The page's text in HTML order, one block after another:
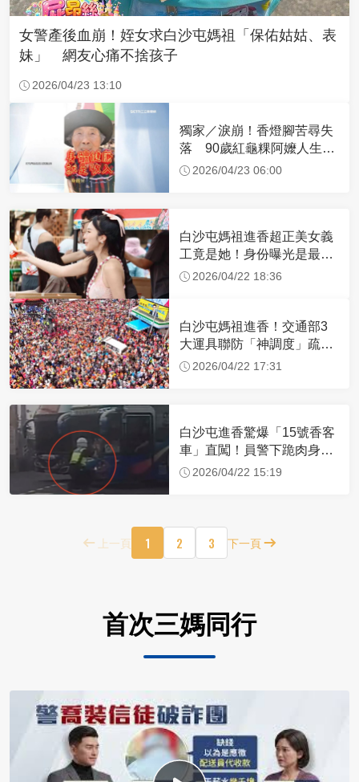
女警產後血崩！姪女求白沙屯媽祖「保佑姑姑、表
妹」 網友心痛不捨孩子
2026/04/23 13:10
獨家／淚崩！香燈腳苦尋失
落 90歲紅龜粿阿嬤人生謝
幕2026/04/23 06:00
白沙屯媽祖進香超正美女義
工竟是她！身份曝光是最美
禮生 一輩子不結婚
2026/04/22 18:36
白沙屯媽祖進香！交通部3
大運具聯防「神調度」疏運
32.1萬創新高
2026/04/22 17:31
白沙屯進香驚爆「15號香客
車」直闖！員警下跪肉身擋
車：讓行人先過
2026/04/22 15:19
上一頁 1 2 3 下一頁
首次三媽同行